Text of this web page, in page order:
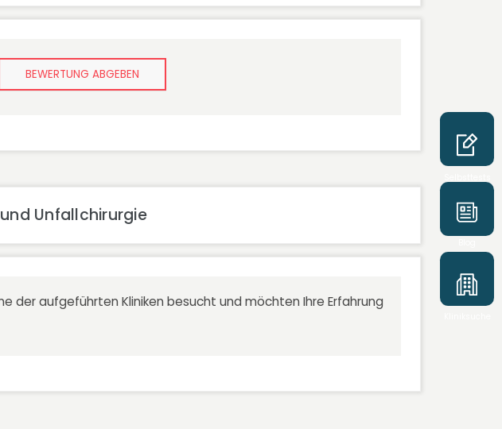
BEWERTUNG ABGEBEN
Unfallchirurgie
der aufgeführten Kliniken besucht und möchten Ihre Erfahrung